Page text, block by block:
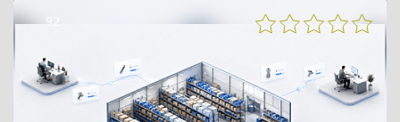
92